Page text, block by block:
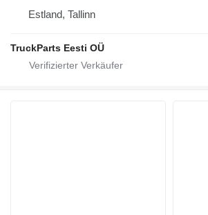
Estland, Tallinn
TruckParts Eesti OÜ